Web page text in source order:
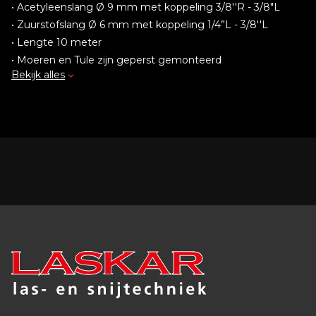
• Acetyleenslang Ø 9 mm met koppeling 3/8''R - 3/8"L
• Zuurstofslang Ø 6 mm met koppeling 1/4”L - 3/8''L
• Lengte 10 meter
• Moeren en Tule zijn geperst gemonteerd
Bekijk alles